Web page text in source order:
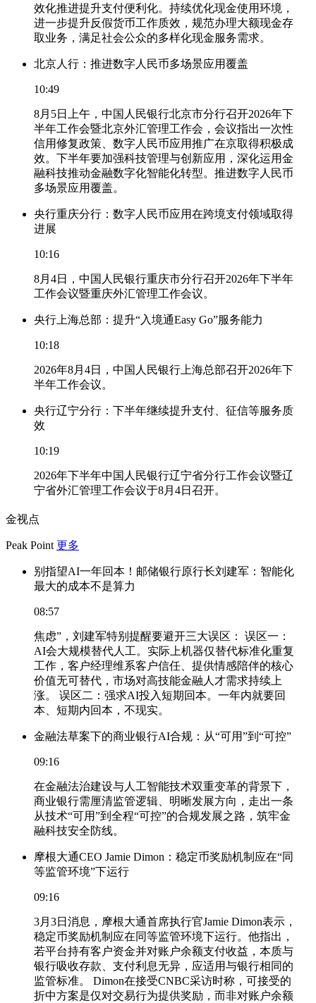
效化推进提升支付便利化。持续优化现金使用环境，
进一步提升反假货币工作质效，规范办理大额现金存
取业务，满足社会公众的多样化现金服务需求。
北京人行：推进数字人民币多场景应用覆盖
10:49
8月5日上午，中国人民银行北京市分行召开2026年下
半年工作会暨北京外汇管理工作会，会议指出一次性
信用修复政策、数字人民币应用推广在京取得积极成
效。下半年要加强科技管理与创新应用，深化运用金
融科技推动金融数字化智能化转型。推进数字人民币
多场景应用覆盖。
央行重庆分行：数字人民币应用在跨境支付领域取得
进展
10:16
8月4日，中国人民银行重庆市分行召开2026年下半年
工作会议暨重庆外汇管理工作会议。
央行上海总部：提升“入境通Easy Go”服务能力
10:18
2026年8月4日，中国人民银行上海总部召开2026年下
半年工作会议。
央行辽宁分行：下半年继续提升支付、征信等服务质
效
10:19
2026年下半年中国人民银行辽宁省分行工作会议暨辽
宁省外汇管理工作会议于8月4日召开。
金视点
Peak Point 更多
别指望AI一年回本！邮储银行原行长刘建军：智能化
最大的成本不是算力
08:57
焦虑”，刘建军特别提醒要避开三大误区： 误区一：
AI会大规模替代人工。实际上机器仅替代标准化重复
工作，客户经理维系客户信任、提供情感陪伴的核心
价值无可替代，市场对高技能金融人才需求持续上
涨。 误区二：强求AI投入短期回本。一年内就要回
本、短期内回本，不现实。
金融法草案下的商业银行AI合规：从“可用”到“可控”
09:16
在金融法治建设与人工智能技术双重变革的背景下，
商业银行需厘清监管逻辑、明晰发展方向，走出一条
从技术“可用”到全程“可控”的合规发展之路，筑牢金
融科技安全防线。
摩根大通CEO Jamie Dimon：稳定币奖励机制应在“同
等监管环境”下运行
09:16
3月3日消息，摩根大通首席执行官Jamie Dimon表示，
稳定币奖励机制应在同等监管环境下运行。他指出，
若平台持有客户资金并对账户余额支付收益，本质与
银行吸收存款、支付利息无异，应适用与银行相同的
监管标准。 Dimon在接受CNBC采访时称，可接受的
折中方案是仅对交易行为提供奖励，而非对账户余额